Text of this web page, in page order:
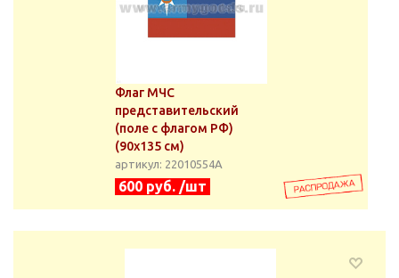
Флаг МЧС
представительский
(поле с флагом РФ)
(90х135 см)
артикул: 22010554А
600 руб. /шт